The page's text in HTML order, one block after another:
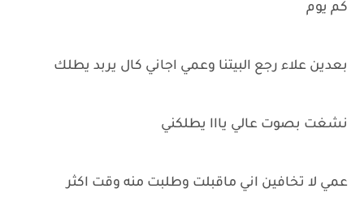
كم يوم
بعدين علاء رجع البيتنا وعمي اجاني كال يربد يطلك
نشغت بصوت عالي يااا يطلكني
عمي لا تخافين اني ماقبلت وطلبت منه وقت اكثر